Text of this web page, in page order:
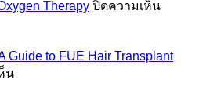
ผม
Shaven
Therapy ปิดความเห็นบน
Oxygen
Therapy
Guide to FUE Hair Transplant
นบน